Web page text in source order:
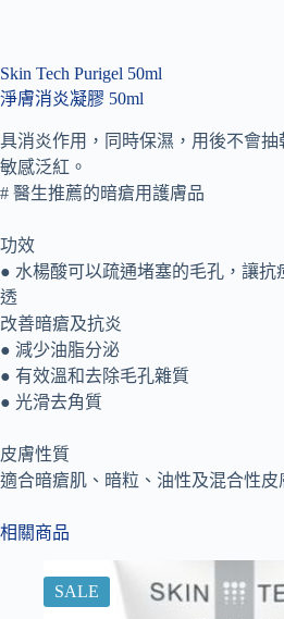
Skin Tech Purigel 50ml
淨膚消炎凝膠 50ml
具消炎作用，同時保濕，用後不會
敏感泛紅。
# 醫生推薦的暗瘡用護膚品
功效
● 水楊酸可以疏通堵塞的毛孔，讓抗
透
改善暗瘡及抗炎
● 減少油脂分泌
● 有效溫和去除毛孔雜質
● 光滑去角質
皮膚性質
適合暗瘡肌、暗粒、油性及混合性皮
相關商品
SALE